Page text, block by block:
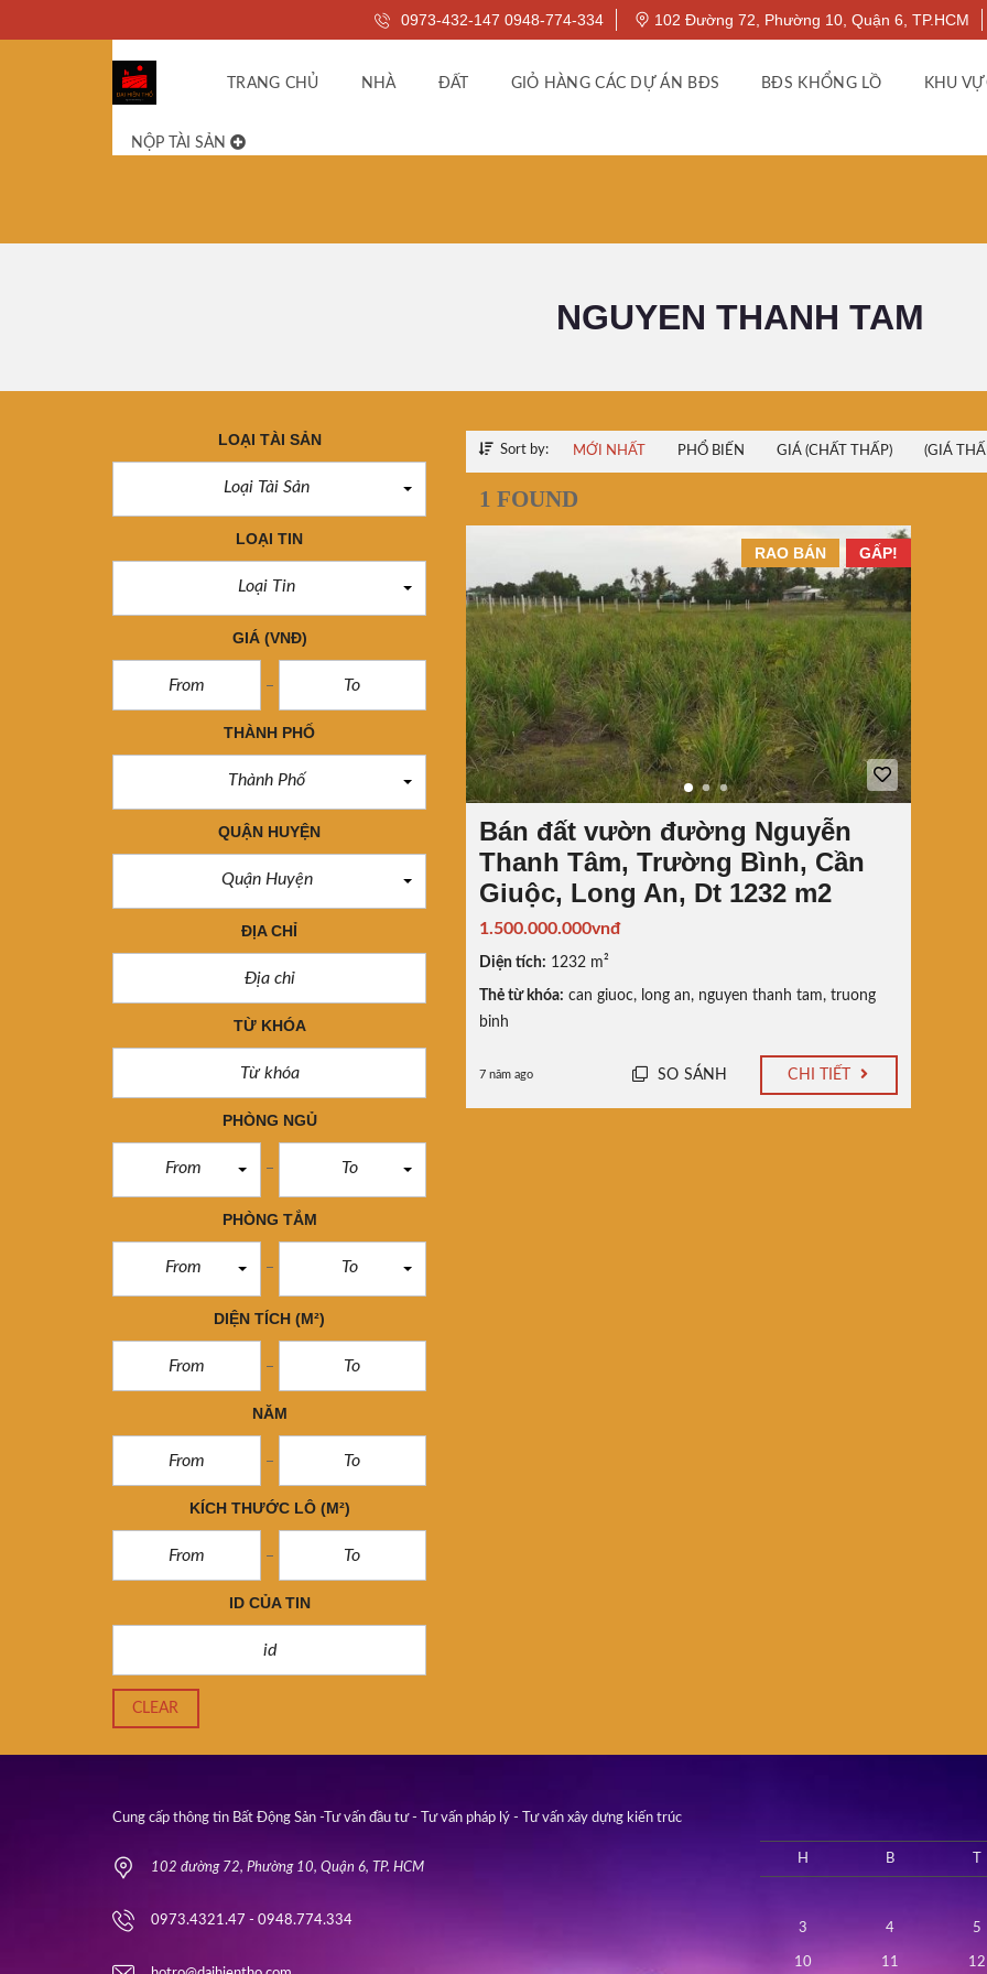
0973-432-147 0948-774-334 102 Đường 72, Phường 10, Quận 6, TP.HCM
TRANG CHỦ NHÀ ĐẤT GIỎ HÀNG CÁC DỰ ÁN BĐS BĐS KHỔNG LỒ KHU
NỘP TÀI SẢN
NGUYEN THANH TAM
LOẠI TÀI SẢN
Loại Tài Sản
LOẠI TIN
Loại Tin
GIÁ (VNĐ)
THÀNH PHỐ
Thành Phố
QUẬN HUYỆN
Quận Huyện
ĐỊA CHỈ
TỪ KHÓA
PHÒNG NGỦ
From To
PHÒNG TẮM
From To
DIỆN TÍCH (M²)
NĂM
KÍCH THƯỚC LÔ (M²)
ID CỦA TIN
CLEAR
Sort by: MỚI NHẤT PHỔ BIẾN GIÁ (CHẤT THẤP) (GIÁ
1 FOUND
GẤP!
RAO BÁN
Bán đất vườn đường Nguyễn
Thanh Tâm, Trường Bình, Cần
Giuộc, Long An, Dt 1232 m2
1.500.000.000vnđ
Diện tích: 1232 m²
Thẻ từ khóa: can giuoc, long an, nguyen thanh tam, truong
binh
7 năm ago SO SÁNH CHI TIẾT
Cung cấp thông tin Bất Động Sản -Tư vấn đầu tư - Tư vấn pháp lý - Tư vấn xây dựng kiến trúc
102 đường 72, Phường 10, Quận 6, TP. HCM
0973.4321.47 - 0948.774.334
H B
3 4 5
10 11 12